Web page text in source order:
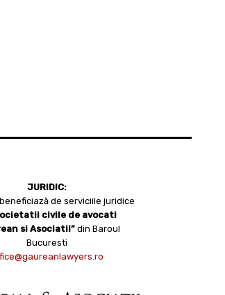
JURIDIC:
de serviciile juridice
civile de avocati
si Asociatii” din Baroul
Bucuresti